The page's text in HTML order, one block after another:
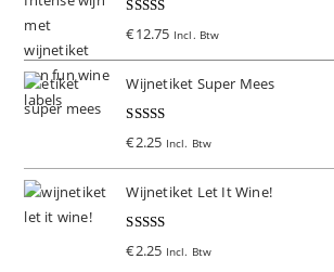
Gewaardeer
€12.75 Incl. Btw
Wijnetiket Super Mees
Gewaardeer
€2.25 Incl. Btw
Wijnetiket Let It Wine!
Gewaardeer
€2.25 Incl. Btw